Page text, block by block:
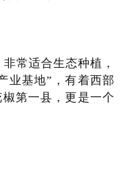
常适合生态种植，
业基地”，有着西部
第一县，更是一个